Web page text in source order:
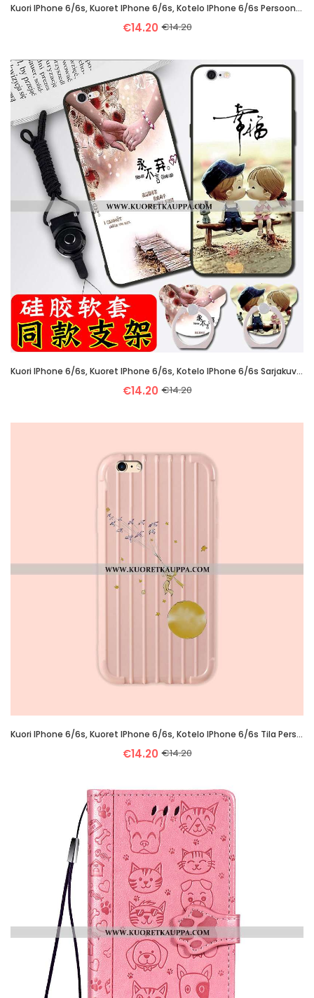
Kuori IPhone 6/6s, Kuoret IPhone 6/6s, Kotelo IPhone 6/6s Persoonallisuus Pehmeä Neste Kiinteä Väri
€14.20 €14.20
Kuori IPhone 6/6s, Kuoret IPhone 6/6s, Kotelo IPhone 6/6s Sarjakuva Silikoni Valkoinen Puhelimen Yks
€14.20 €14.20
Kuori IPhone 6/6s, Kuoret IPhone 6/6s, Kotelo IPhone 6/6s Tila Persoonallisuus All Inclusive Tuuli Y
€14.20 €14.20